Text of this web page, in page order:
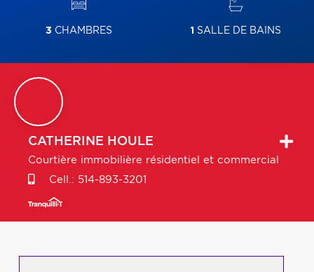
3 CHAMBRES 1 SALLE DE BAINS
CATHERINE HOULE
Courtière immobilière résidentiel et commercial
Cell.: 514-893-3201